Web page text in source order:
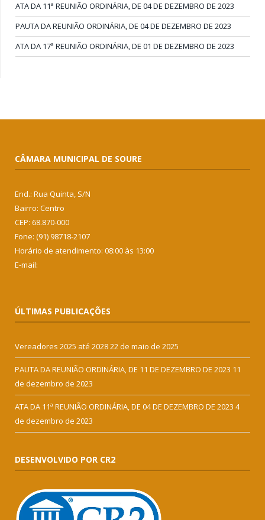
ATA DA 11ª REUNIÃO ORDINÁRIA, DE 04 DE DEZEMBRO DE 2023
PAUTA DA REUNIÃO ORDINÁRIA, DE 04 DE DEZEMBRO DE 2023
ATA DA 17ª REUNIÃO ORDINÁRIA, DE 01 DE DEZEMBRO DE 2023
CÂMARA MUNICIPAL DE SOURE
End.: Rua Quinta, S/N
Bairro: Centro
CEP: 68.870-000
Fone: (91) 98718-2107
Horário de atendimento: 08:00 às 13:00
E-mail:
ÚLTIMAS PUBLICAÇÕES
Vereadores 2025 até 202822 de maio de 2025
PAUTA DA REUNIÃO ORDINÁRIA, DE 11 DE DEZEMBRO DE 2023 11
de dezembro de 2023
ATA DA 11ª REUNIÃO ORDINÁRIA, DE 04 DE DEZEMBRO DE 2023 4
de dezembro de 2023
DESENVOLVIDO POR CR2